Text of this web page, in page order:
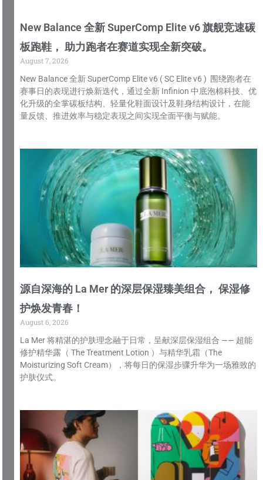
New Balance 全新 SuperComp Elite v6 旗舰竞速碳
板跑鞋， 助力跑者在赛道实现全新突破。
August 7, 2026
New Balance 全新 SuperComp Elite v6 ( SC Elite v6 ) 围绕跑者在
赛事日的表现进行焕新迭代，通过全新 Infinion 中底泡棉科技、优
化升级的全掌碳板结构、轻量化鞋面设计及鞋身结构设计，在能
量反馈、推进效率与稳定表现之间实现全面平衡与赋能。
源自深海的 La Mer 的深层保湿臻美组合， 保湿修
护焕发青春！
August 6, 2026
La Mer 将精湛的护肤理念融于日常，呈献深层保湿组合 —— 超能
修护精华露（ The Treatment Lotion ）与精华乳霜（The
Moisturizing Soft Cream），将每日的保湿步骤升华为一场雅致的
护肤仪式。